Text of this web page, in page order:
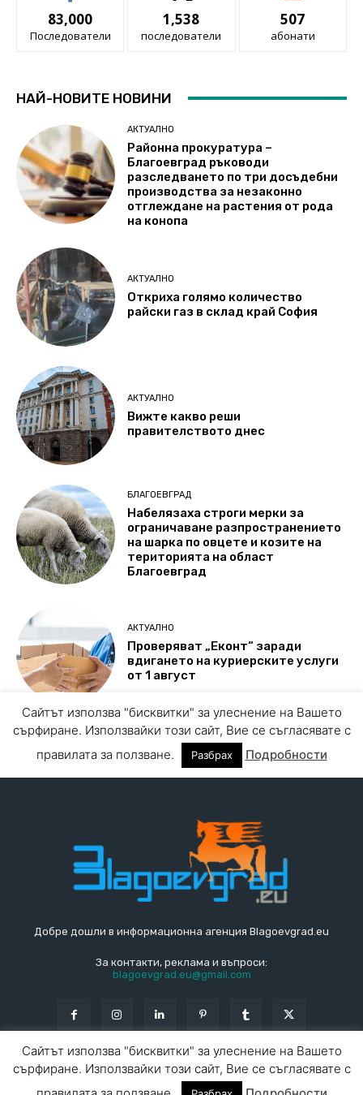
Добре дошли в информационна агенция Blagoevgrad.eu
За контакти, реклама и въпроси:
blagoevgrad.eu@gmail.com
Общи условия
Сайтът използва "бисквитки" за улеснение на Вашето